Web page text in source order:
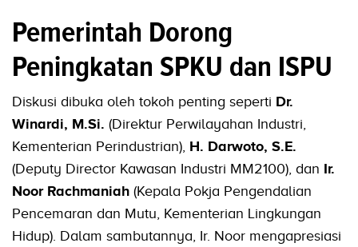
Pemerintah Dorong
Peningkatan SPKU dan ISPU
Diskusi dibuka oleh tokoh penting seperti Dr.
Winardi, M.Si. (Direktur Perwilayahan Industri,
Kementerian Perindustrian), H. Darwoto, S.E.
(Deputy Director Kawasan Industri MM2100), dan Ir.
Noor Rachmaniah (Kepala Pokja Pengendalian
Pencemaran dan Mutu, Kementerian Lingkungan
Hidup). Dalam sambutannya, Ir. Noor mengapresiasi